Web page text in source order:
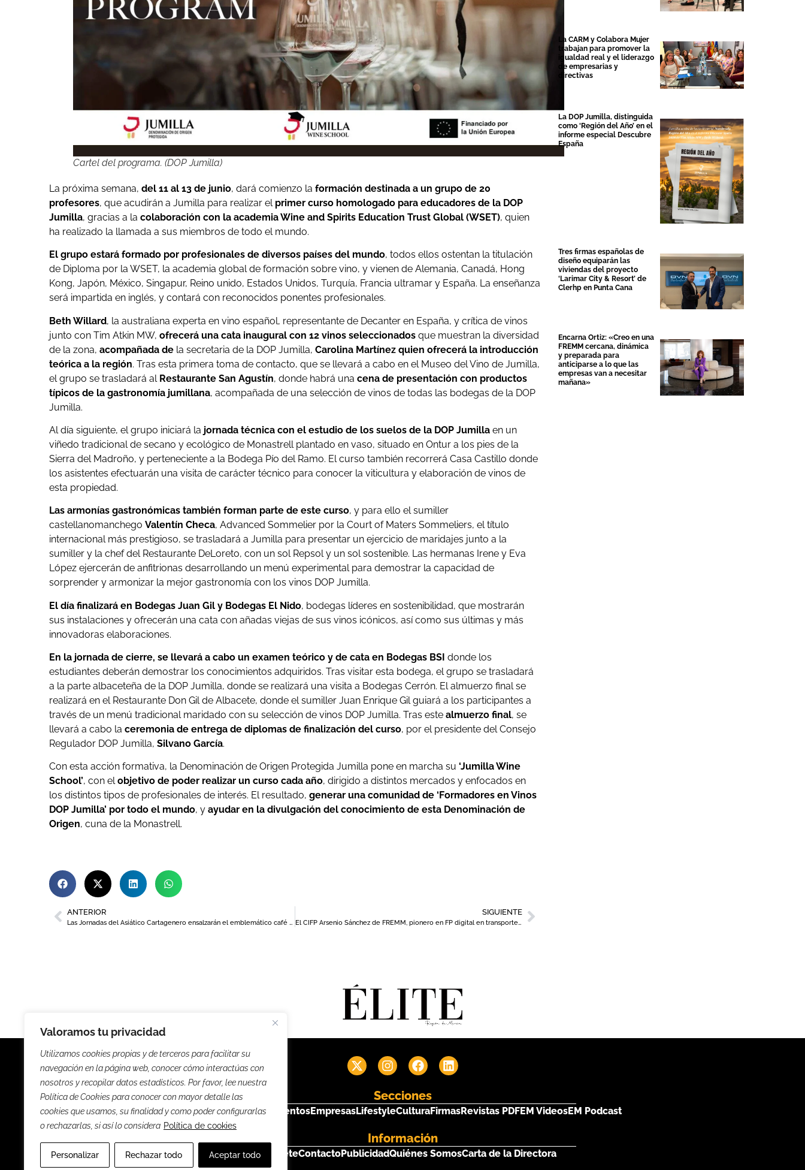
Valoramos tu privacidad
Utilizamos cookies propias y de terceros para facilitar su
navegación en la página web, conocer cómo interactúas con
nosotros y recopilar datos estadísticos. Por favor, lee nuestra
Política de Cookies para conocer con mayor detalle las
cookies que usamos, su finalidad y como poder configurarlas
o rechazarlas, si así lo considera Política de cookies
Personalizar Rechazar todo Aceptar todo
Cartel del programa. (DOP Jumilla)
La próxima semana, del 11 al 13 de junio, dará comienzo la formación destinada a un grupo de 20
profesores, que acudirán a Jumilla para realizar el primer curso homologado para educadores de la DOP
Jumilla, gracias a la colaboración con la academia Wine and Spirits Education Trust Global (WSET), quien
ha realizado la llamada a sus miembros de todo el mundo.
El grupo estará formado por profesionales de diversos países del mundo, todos ellos ostentan la titulación
de Diploma por la WSET, la academia global de formación sobre vino, y vienen de Alemania, Canadá, Hong
Kong, Japón, México, Singapur, Reino unido, Estados Unidos, Turquía, Francia ultramar y España. La enseñanza
será impartida en inglés, y contará con reconocidos ponentes profesionales.
Beth Willard, la australiana experta en vino español, representante de Decanter en España, y crítica de vinos
junto con Tim Atkin MW, ofrecerá una cata inaugural con 12 vinos seleccionados que muestran la diversidad
de la zona, acompañada de la secretaria de la DOP Jumilla, Carolina Martínez quien ofrecerá la introducción
teórica a la región. Tras esta primera toma de contacto, que se llevará a cabo en el Museo del Vino de Jumilla,
el grupo se trasladará al Restaurante San Agustín, donde habrá una cena de presentación con productos
típicos de la gastronomía jumillana, acompañada de una selección de vinos de todas las bodegas de la DOP
Jumilla.
Al día siguiente, el grupo iniciará la jornada técnica con el estudio de los suelos de la DOP Jumilla en un
viñedo tradicional de secano y ecológico de Monastrell plantado en vaso, situado en Ontur a los pies de la
Sierra del Madroño, y perteneciente a la Bodega Pío del Ramo. El curso también recorrerá Casa Castillo donde
los asistentes efectuarán una visita de carácter técnico para conocer la viticultura y elaboración de vinos de
esta propiedad.
Las armonías gastronómicas también forman parte de este curso, y para ello el sumiller
castellanomanchego Valentín Checa, Advanced Sommelier por la Court of Maters Sommeliers, el título
internacional más prestigioso, se trasladará a Jumilla para presentar un ejercicio de maridajes junto a la
sumiller y la chef del Restaurante DeLoreto, con un sol Repsol y un sol sostenible. Las hermanas Irene y Eva
López ejercerán de anfitrionas desarrollando un menú experimental para demostrar la capacidad de
sorprender y armonizar la mejor gastronomía con los vinos DOP Jumilla.
El día finalizará en Bodegas Juan Gil y Bodegas El Nido, bodegas líderes en sostenibilidad, que mostrarán
sus instalaciones y ofrecerán una cata con añadas viejas de sus vinos icónicos, así como sus últimas y más
innovadoras elaboraciones.
En la jornada de cierre, se llevará a cabo un examen teórico y de cata en Bodegas BSI donde los
estudiantes deberán demostrar los conocimientos adquiridos. Tras visitar esta bodega, el grupo se trasladará
a la parte albaceteña de la DOP Jumilla, donde se realizará una visita a Bodegas Cerrón. El almuerzo final se
realizará en el Restaurante Don Gil de Albacete, donde el sumiller Juan Enrique Gil guiará a los participantes a
través de un menú tradicional maridado con su selección de vinos DOP Jumilla. Tras este almuerzo final, se
llevará a cabo la ceremonia de entrega de diplomas de finalización del curso, por el presidente del Consejo
Regulador DOP Jumilla, Silvano García.
Con esta acción formativa, la Denominación de Origen Protegida Jumilla pone en marcha su ‘Jumilla Wine
School’, con elobjetivo de poder realizar un curso cada año, dirigido a distintos mercados y enfocados en
los distintos tipos de profesionales de interés. El resultado, generar una comunidad de ‘Formadores en Vinos
DOP Jumilla’ por todo el mundo, y ayudar en la divulgación del conocimiento de esta Denominación de
Origen, cuna de la Monastrell.
ANTERIOR
Las Jornadas del Asiático Cartagenero ensalzarán el emblemático café todos los sábados de este mes
SIGUIENTE
El CIFP Arsenio Sánchez de FREMM, pionero en FP digital en transporte y logística
La CARM y Colabora Mujer
trabajan para promover la
igualdad real y el liderazgo
de empresarias y
directivas
La DOP Jumilla, distinguida
como ‘Región del Año’ en el
informe especial Descubre
España
Tres firmas españolas de
diseño equiparán las
viviendas del proyecto
‘Larimar City & Resort’ de
Clerhp en Punta Cana
Encarna Ortiz: «Creo en una
FREMM cercana, dinámica
y preparada para
anticiparse a lo que las
empresas van a necesitar
mañana»
Secciones
NoticiasEntrevistas EventosEmpresasLifestyleCulturaFirmasRevistas PDFEM VideosEM Podcast
Información
SuscríbeteContactoPublicidadQuiénes SomosCarta de la Directora